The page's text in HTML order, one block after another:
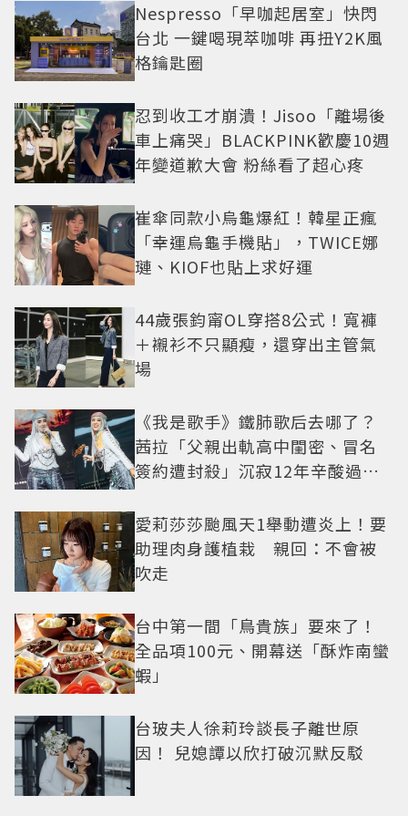
Nespresso「早咖起居室」快閃
台北 一鍵喝現萃咖啡 再扭Y2K風
格鑰匙圈
忍到收工才崩潰！Jisoo「離場後
車上痛哭」BLACKPINK歡慶10週
年變道歉大會 粉絲看了超心疼
崔傘同款小烏龜爆紅！韓星正瘋
「幸運烏龜手機貼」，TWICE娜
璉、KIOF也貼上求好運
44歲張鈞甯OL穿搭8公式！寬褲
＋襯衫不只顯瘦，還穿出主管氣
場
《我是歌手》鐵肺歌后去哪了？
茜拉「父親出軌高中閨密、冒名
簽約遭封殺」沉寂12年辛酸過往
愛莉莎莎颱風天1舉動遭炎上！要
助理肉身護植栽 親回：不會被
吹走
台中第一間「鳥貴族」要來了！
全品項100元、開幕送「酥炸南蠻
蝦」
台玻夫人徐莉玲談長子離世原
因！ 兒媳譚以欣打破沉默反駁